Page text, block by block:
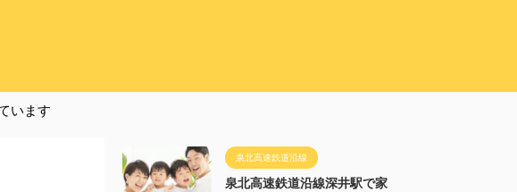
います
泉北高速鉄道沿線
泉北高速鉄道沿線深井駅で家